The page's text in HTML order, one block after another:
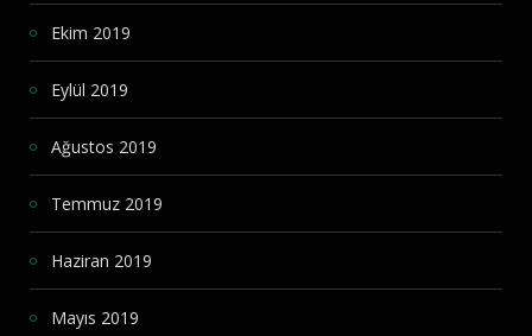
Ekim 2019
Eylül 2019
Ağustos 2019
Temmuz 2019
Haziran 2019
Mayıs 2019